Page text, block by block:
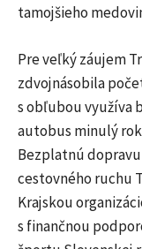
tamojšieho
Pre veľký záujem
zdvojnásobila
s obľubou využíva
autobus minulý
Bezplatnú
cestovného ruchu
Krajskou
s finančnou